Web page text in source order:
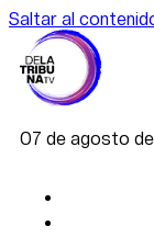
Saltar al
07 de agosto